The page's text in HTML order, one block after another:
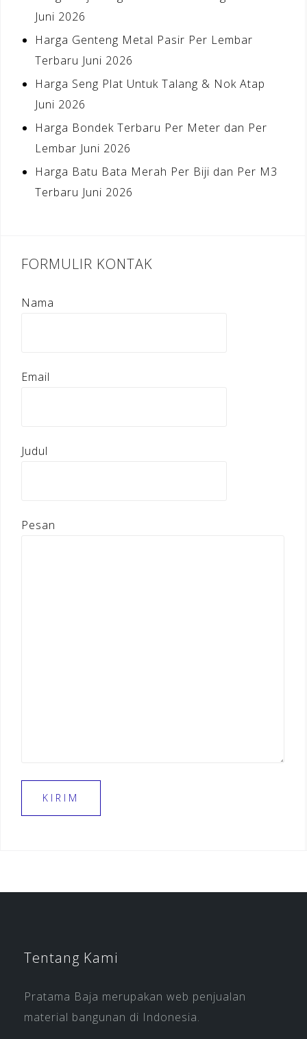
Juni 2026
Harga Genteng Metal Pasir Per Lembar
Terbaru Juni 2026
Harga Seng Plat Untuk Talang & Nok Atap
Juni 2026
Harga Bondek Terbaru Per Meter dan Per
Lembar Juni 2026
Harga Batu Bata Merah Per Biji dan Per M3
Terbaru Juni 2026
FORMULIR KONTAK
Nama
Email
Judul
Pesan
Tentang Kami
Pratama Baja merupakan web penjualan
material bangunan di Indonesia.